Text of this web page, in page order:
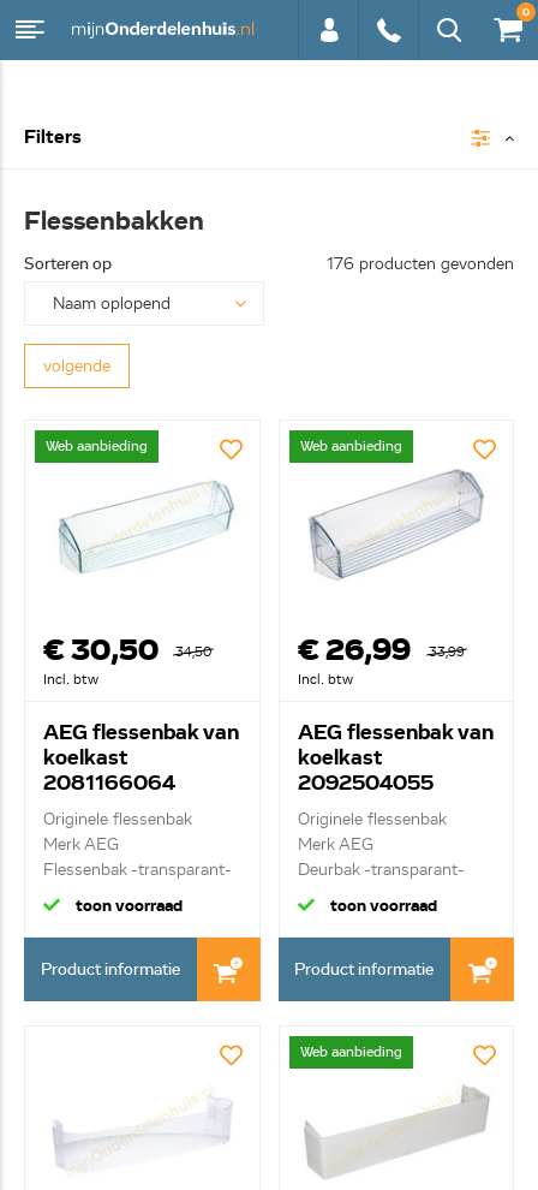
0
Filters
Flessenbakken
Sorteren op 176 producten gevonden
volgende
Web aanbieding
€ 30,50
34,50
Incl. btw
AEG flessenbak van
koelkast
2081166064
Originele flessenbak
Merk AEG
Flessenbak -transparant-
toon voorraad
Product informatie
Web aanbieding
€ 26,99
33,99
Incl. btw
AEG flessenbak van
koelkast
2092504055
Originele flessenbak
Merk AEG
Deurbak -transparant-
toon voorraad
Product informatie
Web aanbieding